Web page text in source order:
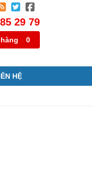


29 79
0
HỆ